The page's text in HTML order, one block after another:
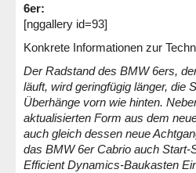
6er:
[nggallery id=93]
Konkrete Informationen zur
Der Radstand des BMW 6ers,
läuft, wird geringfügig länger, die
Überhänge vorn wie hinten.
aktualisierten Form aus dem
auch gleich dessen neue
das BMW 6er Cabrio auch
Efficient Dynamics-Baukasten